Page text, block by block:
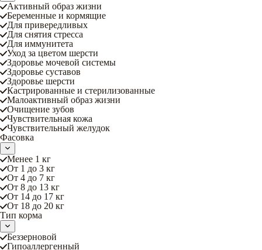
Активный образ жизни
Беременные и кормящие
Для привередливых
Для снятия стресса
Для иммунитета
Уход за цветом шерсти
Здоровье мочевой системы
Здоровье суставов
Здоровье шерсти
Кастрированные и стерилизованные
Малоактивный образ жизни
Очищение зубов
Чувствительная кожа
Чувствительный желудок
Фасовка
Менее 1 кг
От 1 до 3 кг
От 4 до 7 кг
От 8 до 13 кг
От 14 до 17 кг
От 18 до 20 кг
Тип корма
Беззерновой
Гипоаллергенный